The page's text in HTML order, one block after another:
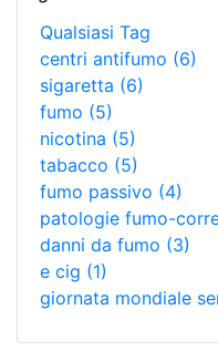
Qualsiasi Tag
centri antifumo (6)
sigaretta (6)
fumo (5)
nicotina (5)
tabacco (5)
fumo passivo (4)
patologie fumo-
danni da fumo (3)
e cig (1)
giornata mondiale